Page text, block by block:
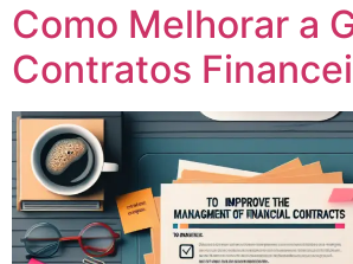
Como Melhorar a
Contratos